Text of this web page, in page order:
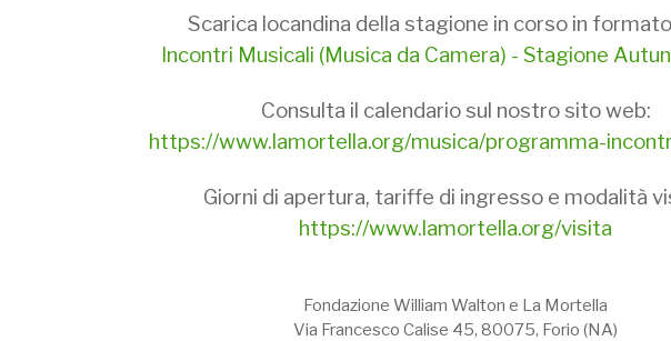
Scarica locandina della stagione in corso in
Incontri Musicali (Musica da Camera) - Stagione
Consulta il calendario sul nostro sito web:
https://www.lamortella.org/musica/programma-
Giorni di apertura, tariffe di ingresso e modalità
https://www.lamortella.org/visita
Fondazione William Walton e La Mortella
Via Francesco Calise 45, 80075, Forio (NA)